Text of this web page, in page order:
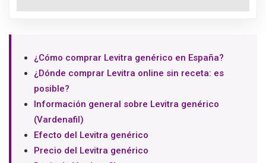
¿Cómo comprar Levitra genérico en España?
¿Dónde comprar Levitra online sin receta: es
posible?
Información general sobre Levitra genérico
(Vardenafil)
Efecto del Levitra genérico
Precio del Levitra genérico